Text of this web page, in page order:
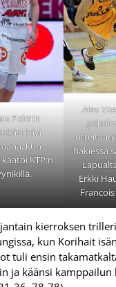
Palmin
kävi
kun
KTP:n
Alex
jatkoi
otteitaan
hakiessa
Erkki
kierroksen
kun Korihait
tuli ensin
ja käänsi